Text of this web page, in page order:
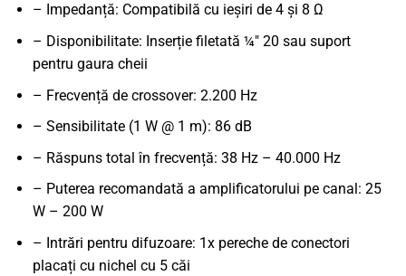
– Impedanță: Compatibilă cu ieșiri de 4 și 8 Ω
– Disponibilitate: Inserție filetată ¼" 20 sau suport
pentru gaura cheii
– Frecvență de crossover: 2.200 Hz
– Sensibilitate (1 W @ 1 m): 86 dB
– Răspuns total în frecvență: 38 Hz – 40.000 Hz
– Puterea recomandată a amplificatorului pe canal: 25
W – 200 W
– Intrări pentru difuzoare: 1x pereche de conectori
placați cu nichel cu 5 căi